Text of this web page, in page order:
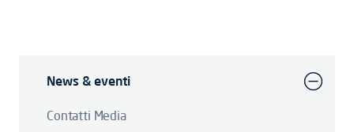
News & eventi
Contatti Media